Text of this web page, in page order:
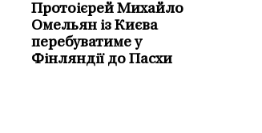
Протоієрей Михайло
Омельян із Києва
перебуватиме у
Фінляндії до Пасхи